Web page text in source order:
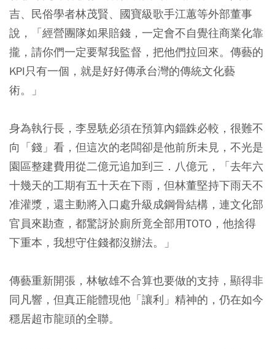
吉、民俗學者林茂賢、國寶級歌手江蕙等外部董事
說，「經營團隊如果賠錢，一定會不自覺往商業化靠
攏，請你們一定要幫我監督，把他們拉回來。傳藝的
KPI只有一個，就是好好傳承台灣的傳統文化藝
術。」
身為執行長，李昱駪必須在預算內錙銖必較，很難不
向「錢」看，但這次的老闆卻是他前所未見，不光是
園區整建費用從二億元追加到三．八億元，「去年六
十幾天的工期有五十天在下雨，但林董堅持下雨天不
准灌漿，還主動將入口處升級成鋼骨結構，連文化部
官員來勘查，都驚訝於廁所竟全部用TOTO，他捨得
下重本，我想守住錢都沒辦法。」
傳藝重新開張，林敏雄不合算也要做的支持，顯得非
同凡響，但真正能體現他「讓利」精神的，仍在如今
穩居超市龍頭的全聯。